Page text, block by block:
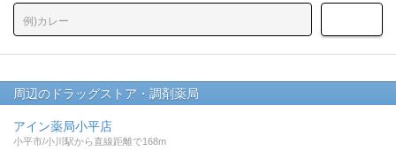
周辺のドラッグストア・調剤薬局
アイン薬局小平店
小平市/小川駅から直線距離で168m